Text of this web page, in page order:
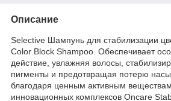
Описание
Selective Шампунь для стабилизации
Color Block Shampoo. Обеспечивает
действие, увлажняя волосы,
пигменты и предотвращая потерю
благодаря ценным активным
инновационных комплексов Oncare